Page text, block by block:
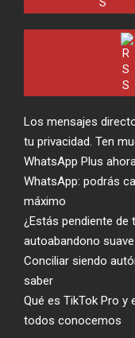
Los mensajes
tu privacidad. Ten
WhatsApp Plus
WhatsApp: podrás
máximo
¿Estás pendiente
autoabandono
Conciliar siendo
saber
Qué es TikTok Pro y
todos conocemos